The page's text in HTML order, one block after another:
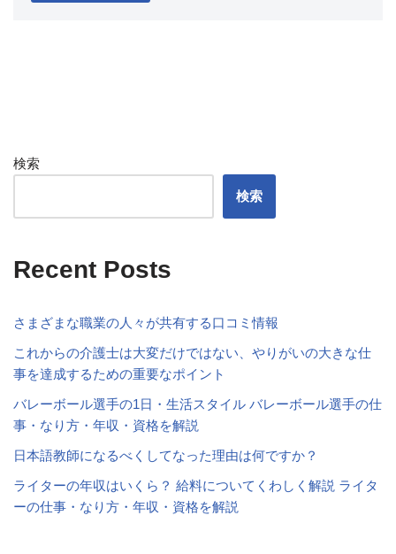
検索
検索
Recent Posts
さまざまな職業の人々が共有する口コミ情報
これからの介護士は大変だけではない、やりがいの大きな仕
事を達成するための重要なポイント
バレーボール選手の1日・生活スタイル バレーボール選手の仕
事・なり方・年収・資格を解説
日本語教師になるべくしてなった理由は何ですか？
ライターの年収はいくら？ 給料についてくわしく解説 ライタ
ーの仕事・なり方・年収・資格を解説